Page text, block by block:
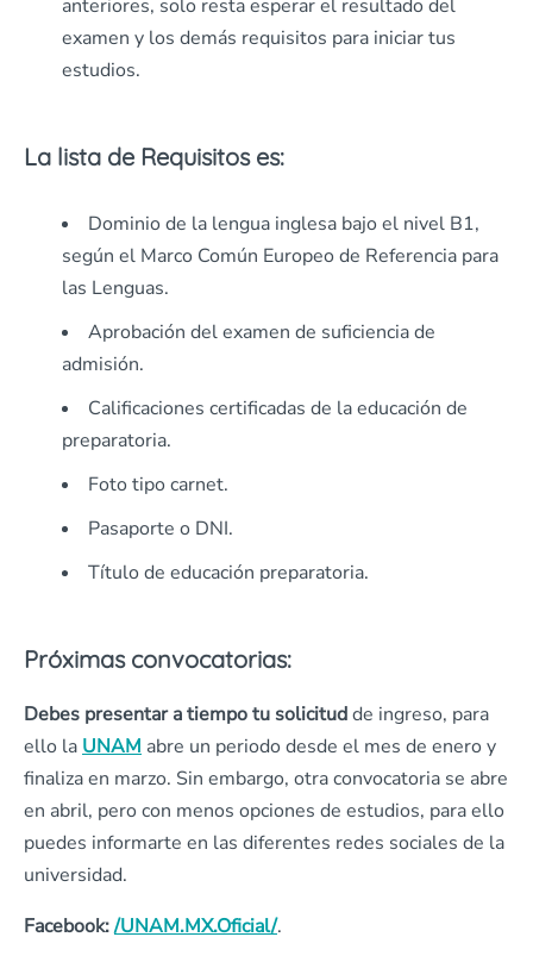
anteriores, solo resta esperar el resultado del
examen y los demás requisitos para iniciar tus
estudios.
La lista de Requisitos es:
Dominio de la lengua inglesa bajo el nivel B1,
según el Marco Común Europeo de Referencia para
las Lenguas.
Aprobación del examen de suficiencia de
admisión.
Calificaciones certificadas de la educación de
preparatoria.
Foto tipo carnet.
Pasaporte o DNI.
Título de educación preparatoria.
Próximas convocatorias:
Debes presentar a tiempo tu solicitudde ingreso, para
ello la UNAM abre un periodo desde el mes de enero y
finaliza en marzo. Sin embargo, otra convocatoria se abre
en abril, pero con menos opciones de estudios, para ello
puedes informarte en las diferentes redes sociales de la
universidad.
Facebook:/UNAM.MX.Oficial/.